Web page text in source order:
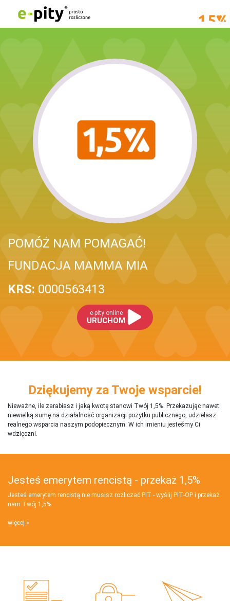
POMÓŻ NAM POMAGAĆ!
FUNDACJA MAMMA MIA
KRS: 0000563413
e-pity online
URUCHOM
Dziękujemy za Twoje wsparcie!
Nieważne, ile zarabiasz i jaką kwotę stanowi Twój 1,5%. Przekazując nawet
niewielką sumę na działalnosć organizacji pożytku publicznego, udzielasz
realnego wsparcia naszym podopiecznym. W ich imieniu jesteśmy Ci
wdzięczni.
Jesteś emerytem rencistą - przekaż 1,5%
Jesteś emerytem rencistą nie musisz rozliczać PIT - wyślij PIT‑OP i przekaż
nam Twój 1,5%
więcej